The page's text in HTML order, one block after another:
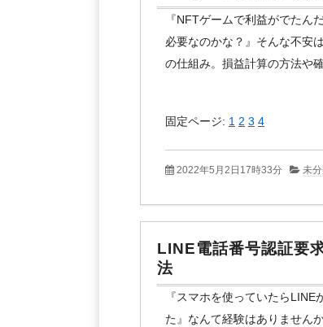
『NFTゲームで利益がでたん
必要なのかな？』そんな不安
の仕組み。損益計算の方法や
固定ページ: 1 2 3 4
2022年5月2日17時33分 未
LINE電話番号認証要
法
『スマホを使っていたら
た』なんて経験はありません